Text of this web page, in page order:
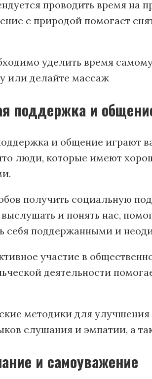
проводить время на
с природой помогает
уделить время
или делайте массаж
поддержка и
и общение играют
люди, которые имеют
получить социальную
и понять нас,
себя поддержанными и
участие в
деятельности
методики для
слушания и эмпатии, а
и самоуважение